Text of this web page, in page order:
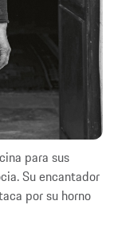
para sus
Su encantador
por su horno